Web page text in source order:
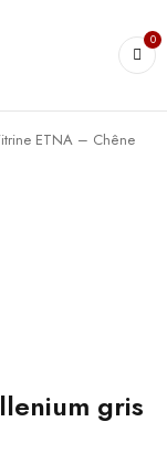
0
ETNA – Chêne
gris